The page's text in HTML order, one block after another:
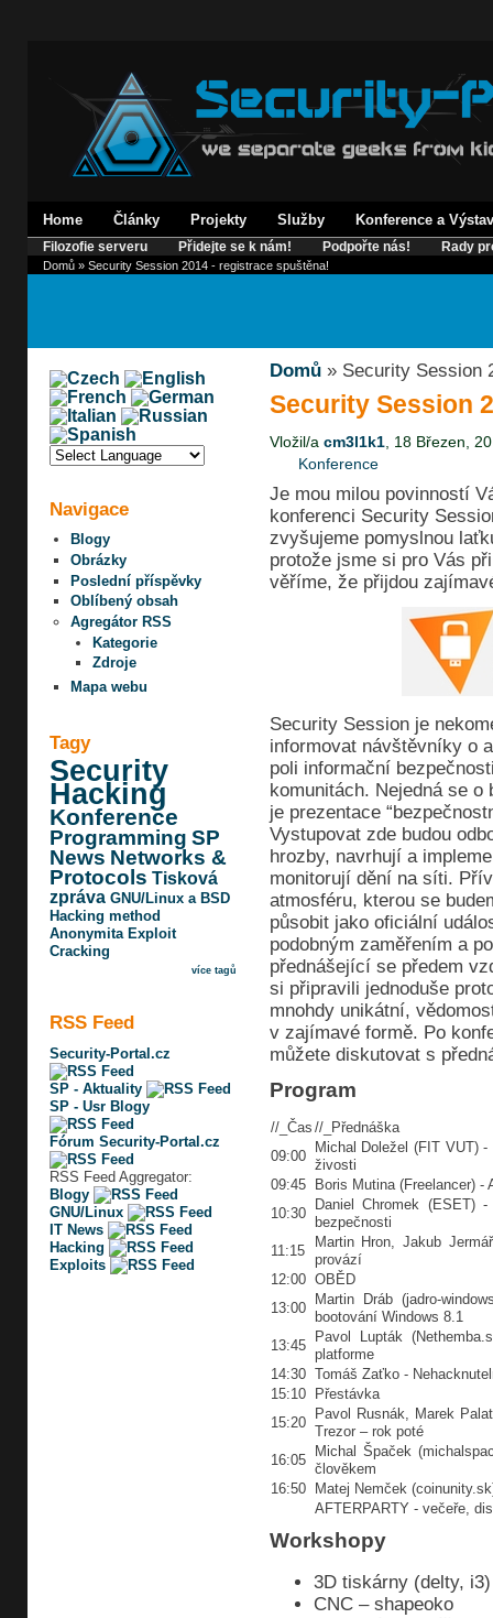
Home Články Projekty Služby Konference a
Filozofie serveru Přidejte se k nám! Podpořte nás! Rady
Domů» Security Session 2014 - registrace spuštěna!
Navigace
Blogy
Obrázky
Poslední příspěvky
Oblíbený obsah
Agregátor RSS
Kategorie
Zdroje
Mapa webu
Tagy
Security
Hacking
Konference
Programming SP
News Networks &
Protocols Tisková
zpráva GNU/Linux a BSD
Hacking method
Anonymita Exploit
Cracking
více tagů
RSS Feed
Security-Portal.cz
SP - Aktuality
SP - Usr Blogy
Fórum Security-Portal.cz
RSS Feed Aggregator:
Blogy
GNU/Linux
IT News
Hacking
Exploits
Domů» Security Session
Security Session
Vložil/a cm3l1k1, 18 Březen,
Konference
Je mou milou povinností
konferenci Security
zvyšujeme pomyslnou
protože jsme si pro Vás
věříme, že přijdou
Security Session je
informovat návštěvníky o
poli informační
komunitách. Nejedná se
je prezentace
Vystupovat zde budou
hrozby, navrhují a
monitorují dění na síti.
atmosféru, kterou se
působit jako oficiální
podobným zaměřením a
přednášející se předem
si připravili jednoduše
mnohdy unikátní,
v zajímavé formě. Po
můžete diskutovat s
Program
//_Čas //_Přednáška
09:00
Michal Doležel (FIT VUT)
živosti
09:45
Boris Mutina (Freelancer)
10:30
Daniel Chromek (ESET)
bezpečnosti
11:15
Martin Hron, Jakub
provází
12:00 OBĚD
13:00
Martin Dráb (jadro-
bootování Windows 8.1
13:45
Pavol Lupták
platforme
14:30 Tomáš Zaťko -
15:10
Přestávka
15:20
Pavol Rusnák, Marek
Trezor – rok poté
16:05
Michal Špaček
člověkem
16:50
Matej Nemček
AFTERPARTY - večeře,
Workshopy
3D tiskárny (delty, i3)
CNC – shapeoko